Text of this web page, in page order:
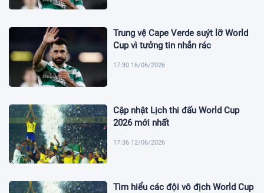
Trung vệ Cape Verde suýt lỡ World
Cup vì tưởng tin nhắn rác
17:30 16/06/2026
Cập nhật Lịch thi đấu World Cup
2026 mới nhất
17:36 12/06/2026
Tìm hiểu các đội vô địch World Cup